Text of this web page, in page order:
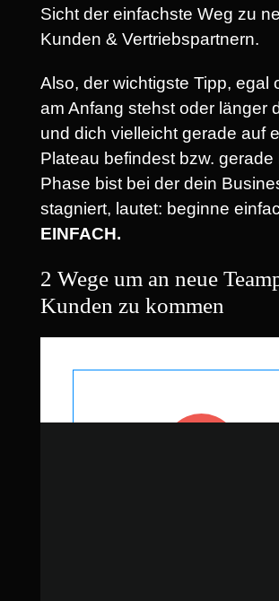
Sicht der einfachste Weg zu
Kunden & Vertriebspartnern.
Also, der wichtigste Tipp, egal
am Anfang stehst oder länger
und dich vielleicht gerade auf
Plateau befindest bzw. gerade
Phase bist bei der dein
stagniert, lautet: beginne
EINFACH.
2 Wege um an neue
Kunden zu kommen